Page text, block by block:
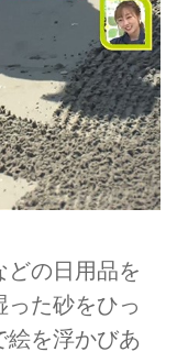
どの日用品を
た砂をひっ
絵を浮かびあ